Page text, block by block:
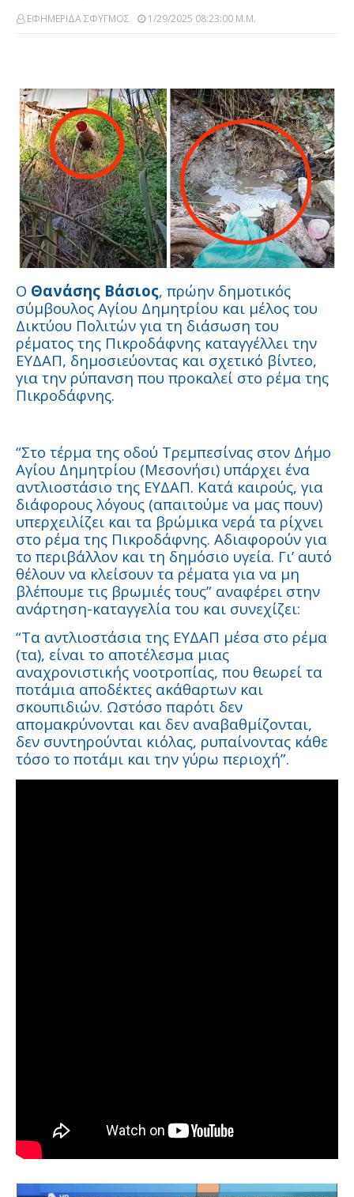
ΕΦΗΜΕΡΙΔΑ ΣΦΥΓΜΟΣ 1/29/2025 08:23:00 Μ.μ.
Ο Θανάσης Βάσιος, πρώην δημοτικός
σύμβουλος Αγίου Δημητρίου και μέλος του
Δικτύου Πολιτών για τη διάσωση του
ρέματος της Πικροδάφνης καταγγέλλει την
ΕΥΔΑΠ, δημοσιεύοντας και σχετικό βίντεο,
για την ρύπανση που προκαλεί στο ρέμα της
Πικροδάφνης.
“Στο τέρμα της οδού Τρεμπεσίνας στον Δήμο
Αγίου Δημητρίου (Μεσονήσι) υπάρχει ένα
αντλιοστάσιο της ΕΥΔΑΠ. Κατά καιρούς, για
διάφορους λόγους (απαιτούμε να μας πουν)
υπερχειλίζει και τα βρώμικα νερά τα ρίχνει
στο ρέμα της Πικροδάφνης. Αδιαφορούν για
το περιβάλλον και τη δημόσιο υγεία. Γι’ αυτό
θέλουν να κλείσουν τα ρέματα για να μη
βλέπουμε τις βρωμιές τους” αναφέρει στην
ανάρτηση-καταγγελία του και συνεχίζει:
“Τα αντλιοστάσια της ΕΥΔΑΠ μέσα στο ρέμα
(τα), είναι το αποτέλεσμα μιας
αναχρονιστικής νοοτροπίας, που θεωρεί τα
ποτάμια αποδέκτες ακάθαρτων και
σκουπιδιών. Ωστόσο παρότι δεν
απομακρύνονται και δεν αναβαθμίζονται,
δεν συντηρούνται κιόλας, ρυπαίνοντας κάθε
τόσο το ποτάμι και την γύρω περιοχή”.